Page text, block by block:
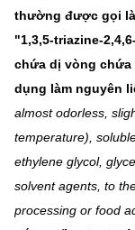
thường được gọi là
"1,3,5-triazine-
chứa dị vòng
dụng làm nguyên
almost odorless,
temperature),
ethylene glycol,
solvent agents, to
processing or food